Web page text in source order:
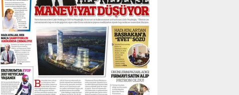
Başkan Sekmen’den Erzurum’a
bir vizyon proje daha!
02 Ağustos 2026 Pazar
Kadir SABUNCUOĞLU
Erzurumspor’un köşe taşları
29 Haziran 2026 Pazartesi
Kenan GÜLERCİ